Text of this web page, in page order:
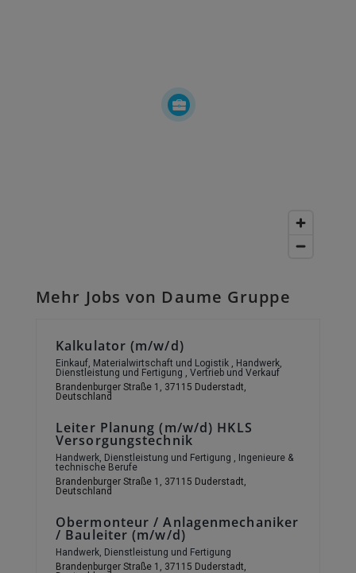
Mehr Jobs von Daume Gruppe
Kalkulator (m/w/d)
Einkauf, Materialwirtschaft und Logistik , Handwerk,
Dienstleistung und Fertigung , Vertrieb und Verkauf
Brandenburger Straße 1, 37115 Duderstadt,
Deutschland
Leiter Planung (m/w/d) HKLS
Versorgungstechnik
Handwerk, Dienstleistung und Fertigung , Ingenieure &
technische Berufe
Brandenburger Straße 1, 37115 Duderstadt,
Deutschland
Obermonteur / Anlagenmechaniker
/ Bauleiter (m/w/d)
Handwerk, Dienstleistung und Fertigung
Brandenburger Straße 1, 37115 Duderstadt,